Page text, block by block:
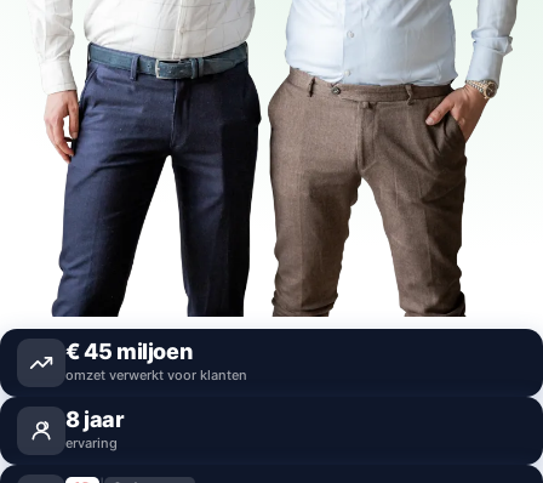
€45 miljoen
omzet verwerkt voor klanten
8jaar
ervaring